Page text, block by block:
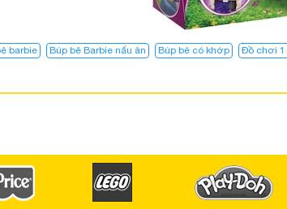
barbie Búp bê Barbie nấu ăn Búp bê có khớp Đồ chơi 1